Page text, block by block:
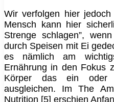
Wir verfolgen hier
Mensch kann hier
Strenge schlagen”,
durch Speisen mit Ei
es nämlich am
Ernährung in den Fokus
Körper das ein
ausgleichen. Im The
Nutrition [5] erschien